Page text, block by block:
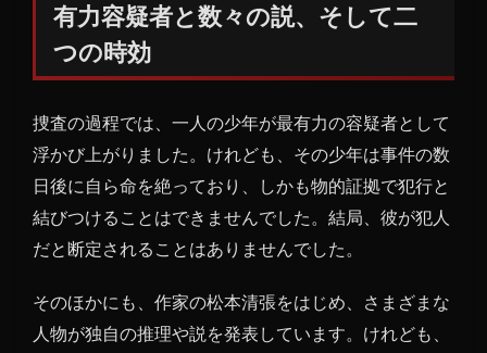
有力容疑者と数々の説、そして二
つの時効
捜査の過程では、一人の少年が最有力の容疑者として
浮かび上がりました。けれども、その少年は事件の数
日後に自ら命を絶っており、しかも物的証拠で犯行と
結びつけることはできませんでした。結局、彼が犯人
だと断定されることはありませんでした。
そのほかにも、作家の松本清張をはじめ、さまざまな
人物が独自の推理や説を発表しています。けれども、